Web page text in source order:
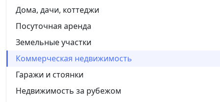
Дома, дачи, коттеджи
Посуточная аренда
Земельные участки
Коммерческая недвижимость
Гаражи и стоянки
Недвижимость за рубежом